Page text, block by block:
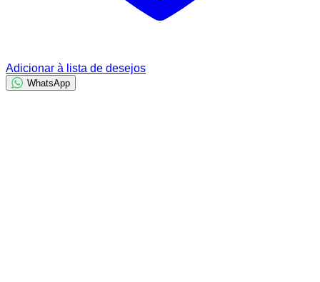
Adicionar à lista de desejos
WhatsApp